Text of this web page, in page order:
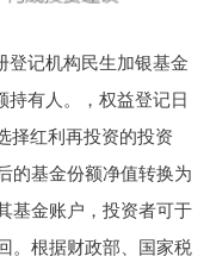
登记机构民生加银基金
有人。，权益登记日
择红利再投资的投资
的基金份额净值转换为
基金账户，投资者可于
。根据财政部、国家税